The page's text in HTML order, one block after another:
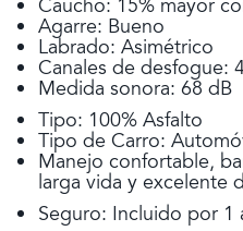
Caucho: 15% mayor
Agarre: Bueno
Labrado: Asimétrico
Canales de desfogue:
Medida sonora: 68 dB
Tipo: 100% Asfalto
Tipo de Carro:
Manejo confortable,
larga vida y excelente
Seguro: Incluido por